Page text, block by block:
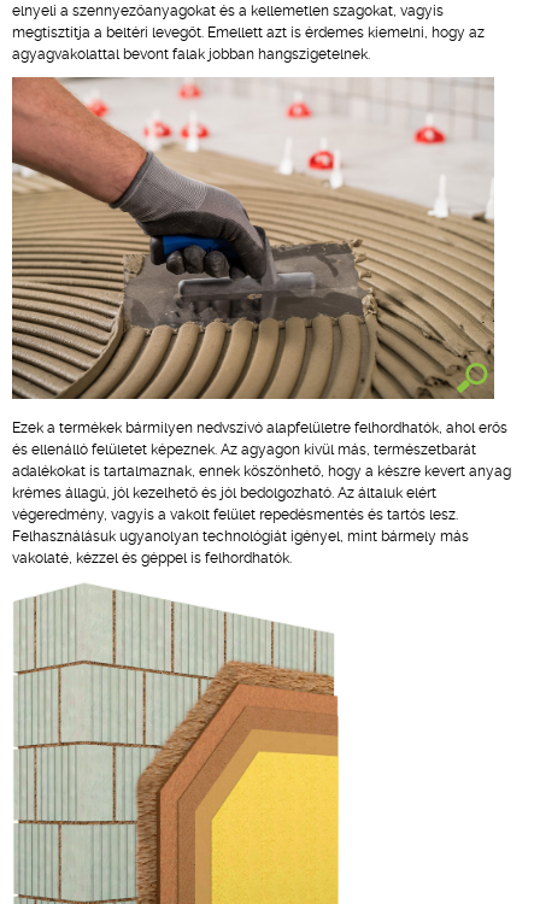
elnyeli a szennyezőanyagokat és a kellemetlen szagokat, vagyis
megtisztítja a beltéri levegőt. Emellett azt is érdemes kiemelni, hogy az
agyagvakolattal bevont falak jobban hangszigetelnek.
Ezek a termékek bármilyen nedvszívó alapfelületre felhordhatók, ahol erős
és ellenálló felületet képeznek. Az agyagon kívül más, természetbarát
adalékokat is tartalmaznak, ennek köszönhető, hogy a készre kevert anyag
krémes állagú, jól kezelhető és jól bedolgozható. Az általuk elért
végeredmény, vagyis a vakolt felület repedésmentés és tartós lesz.
Felhasználásuk ugyanolyan technológiát igényel, mint bármely más
vakolaté, kézzel és géppel is felhordhatók.